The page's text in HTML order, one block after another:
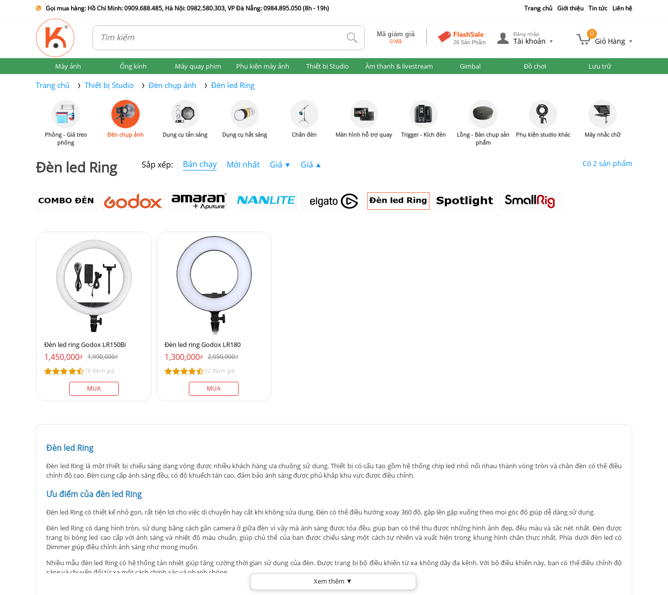
Gọi mua hàng: Hồ Chí Minh: 0909.688.485, Hà Nội: 0982.580.303, VP Đà Nẵng: 0984.895.050 (8h - 19h) Trang chủ Giới thiệu Tin tức Liên hệ
tlk Mã giảm giá
0 Mã
FlashSale
26 Sản Phẩm
Đăng nhập
Tài khoản
0
Giỏ Hàng
Máy ảnh Ống kính Máy quay phim Phụ kiện máy ảnh Thiết bị Studio Âm thanh & livestream Gimbal Đồ chơi Lưu trữ
Trang chủ Thiết bị Studio Đèn chụp ảnh Đèn led Ring
Phông - Giá treo
phông
Đèn chụp ảnh Dụng cụ tản sáng Dụng cụ hắt sáng Chân đèn Màn hình hỗ trợ quay Trigger - Kích đèn
Lồng - Bàn chụp sản
phẩm
Phụ kiện studio khác Máy nhắc chữ
Đèn led Ring Sắp xếp: Bán chạy Mới nhất Giá Giá Có 2 sản phẩm
Đèn led ring Godox LR150Bi
1,450,000đ 1,990,000đ
18 đánh giá
MUA
Đèn led ring Godox LR180
1,300,000đ 2,050,000đ
12 đánh giá
MUA
Đèn led Ring
Đèn led Ring là một thiết bị chiếu sáng dạng vòng được nhiều khách hàng ưa chuộng sử dụng. Thiết bị có cấu tạo gồm hệ thống chip led nhỏ nối nhau thành vòng tròn và chân đèn có thể điều
chỉnh độ cao. Đèn cung cấp ánh sáng đều, có độ khuếch tán cao, đảm bảo ánh sáng được phủ khắp khu vực được điều chỉnh.
Ưu điểm của đèn led Ring
Đèn led Ring có thiết kế nhỏ gọn, rất tiện lợi cho việc di chuyển hay cất khi không sửa dụng. Đèn có thể điều hướng xoay 360 độ, gập lên gập xuống theo mọi góc độ giúp dễ dàng sử dụng.
Đèn led Ring có dạng hình tròn, sử dụng bằng cách gắn camera ở giữa đèn vì vậy mà ánh sáng được tỏa đều, giúp bạn có thể thu được những hình ảnh đẹp, đều màu và sắc nét nhất. Đèn được
trang bị bóng led cao cấp với ánh sáng và nhiệt độ màu chuẩn, giúp chủ thể của bạn được chiếu sáng một cách tự nhiên và xuất hiện trong khung hình chân thực nhất. Phía dưới đèn led có
Dimmer giúp điều chỉnh ánh sáng như mong muốn.
Nhiều mẫu đèn led Ring có hệ thống tản nhiệt giúp tăng cường thời gian sử dụng của đèn. Được trang bị bộ điều khiển từ xa không dây đa kênh. Với bộ điều khiển này, bạn có thể điều chỉnh độ
sáng và chuyển đổi từ xa một cách chính xác và nhanh chóng.
Tóm lại, đèn led Ring là một trong những công cụ chiếu sáng tốt nhất hiện nay.Đèncung cấp cho bạn ánh sáng đầy đủ với các tính năng chỉnh màu đèn, độ sáng cho bạn tùy thích điều chỉnh để
Xem thêm ▼